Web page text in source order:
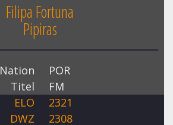
Filipa Fortuna
Pipiras
Nation
POR
Titel
FM
ELO
2321
DWZ
2308